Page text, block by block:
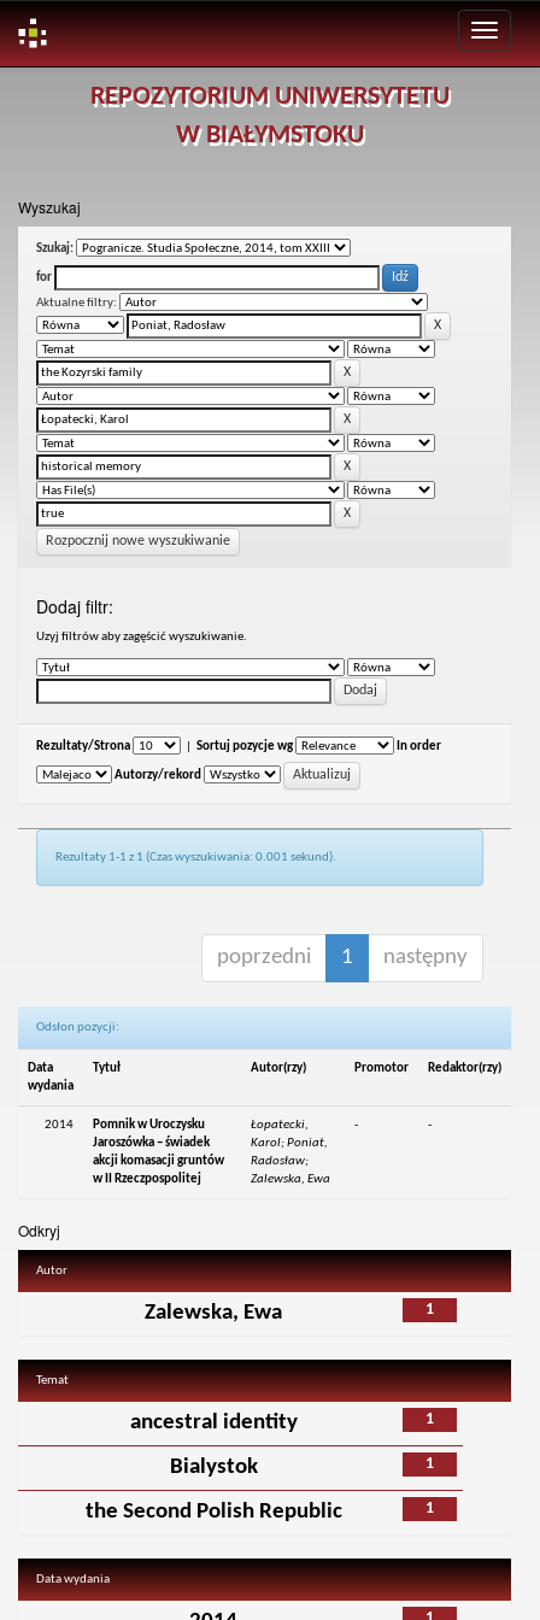
REPOZYTORIUM UNIWERSYTETU
W BIAŁYMSTOKU
Wyszukaj
Szukaj:
for
Aktualne filtry:
Rozpocznij nowe wyszukiwanie
Dodaj filtr:
Uzyj filtrów aby zagęścić wyszukiwanie.
Rezultaty/Strona Sortuj pozycje wg In order
Autorzy/rekord
Rezultaty 1-1 z 1 (Czas wyszukiwania: 0.001 sekund).
poprzedni 1 następny
Odsłon pozycji:
Data
wydania
Tytuł Autor(rzy) Promotor Redaktor(rzy)
2014
Pomnik w Uroczysku
Jaroszówka – świadek
akcji komasacji gruntów
w II Rzeczpospolitej
Łopatecki,
Karol; Poniat,
Radosław;
Zalewska, Ewa
- -
Odkryj
Autor
1
Zalewska, Ewa
Temat
1
ancestral identity
1
Bialystok
1
the Second Polish Republic
Data wydania